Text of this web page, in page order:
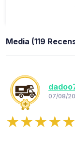
Media (119
07/08/